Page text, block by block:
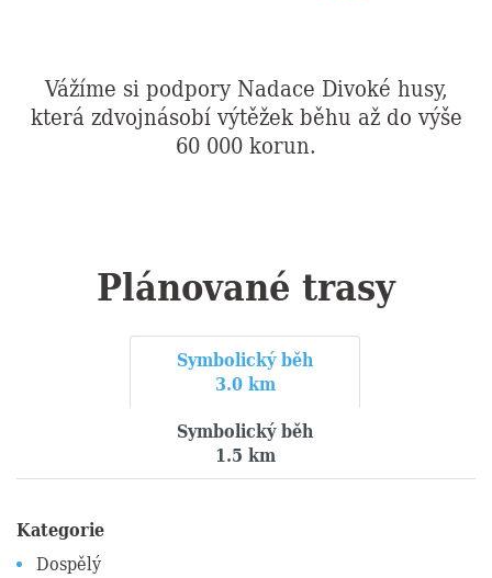
Vážíme si podpory Nadace Divoké husy,
která zdvojnásobí výtěžek běhu až do výše
60 000 korun.
Plánované trasy
Symbolický běh
3.0 km
Symbolický běh
1.5 km
Kategorie
Dospělý